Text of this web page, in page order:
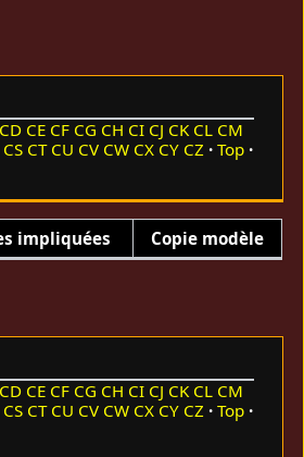
CD CE CF CG CH CI CJ CK CL CM
CS CT CU CV CW CX CY CZ
Top
impliquées Copie modèle
CD CE CF CG CH CI CJ CK CL CM
CS CT CU CV CW CX CY CZ
Top